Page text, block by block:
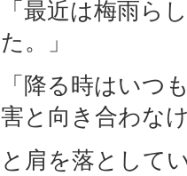
「最近は梅雨ら
た。」
「降る時はいつ
害と向き合わな
と肩を落として